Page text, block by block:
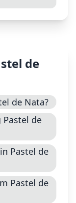
de
de Nata?
Pastel de
Pastel de
Pastel de